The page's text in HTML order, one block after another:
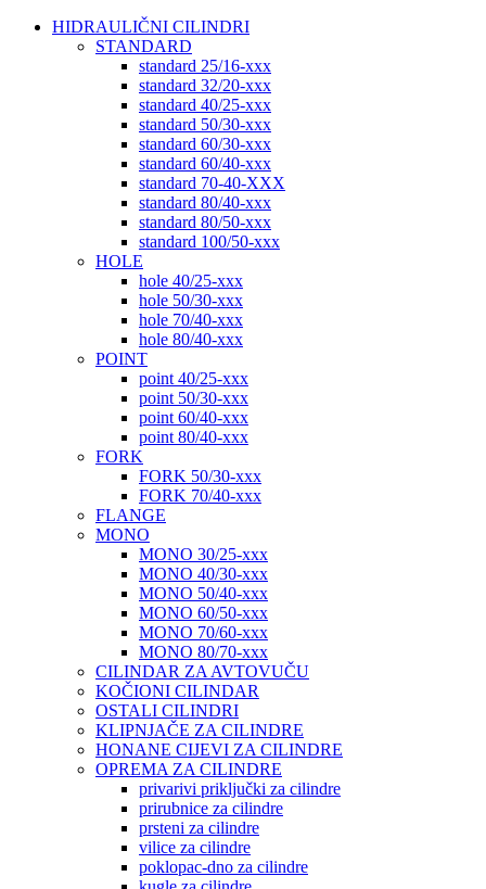
HIDRAULIČNI CILINDRI
STANDARD
standard 25/16-xxx
standard 32/20-xxx
standard 40/25-xxx
standard 50/30-xxx
standard 60/30-xxx
standard 60/40-xxx
standard 70-40-XXX
standard 80/40-xxx
standard 80/50-xxx
standard 100/50-xxx
HOLE
hole 40/25-xxx
hole 50/30-xxx
hole 70/40-xxx
hole 80/40-xxx
POINT
point 40/25-xxx
point 50/30-xxx
point 60/40-xxx
point 80/40-xxx
FORK
FORK 50/30-xxx
FORK 70/40-xxx
FLANGE
MONO
MONO 30/25-xxx
MONO 40/30-xxx
MONO 50/40-xxx
MONO 60/50-xxx
MONO 70/60-xxx
MONO 80/70-xxx
CILINDAR ZA AVTOVUČU
KOČIONI CILINDAR
OSTALI CILINDRI
KLIPNJAČE ZA CILINDRE
HONANE CIJEVI ZA CILINDRE
OPREMA ZA CILINDRE
privarivi priključki za cilindre
prirubnice za cilindre
prsteni za cilindre
vilice za cilindre
poklopac-dno za cilindre